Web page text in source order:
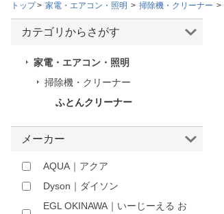
ログイン
会員メニュー
お知らせ
トップ 家電・エアコン・照明 掃除機・クリーナー
カテゴリからさがす
家電・エアコン・照明
掃除機・クリーナー
ふとんクリーナー
メーカー
AQUA｜アクア
Dyson｜ダイソン
EGL OKINAWA｜いーじーえる お